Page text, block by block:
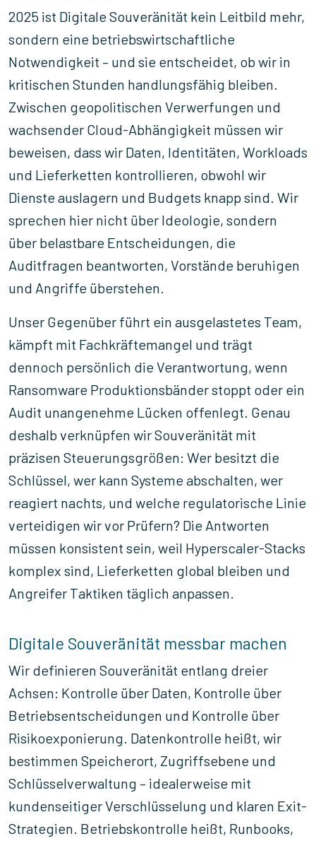
2025 ist Digitale Souveränität kein Leitbild mehr,
sondern eine betriebswirtschaftliche
Notwendigkeit – und sie entscheidet, ob wir in
kritischen Stunden handlungsfähig bleiben.
Zwischen geopolitischen Verwerfungen und
wachsender Cloud-Abhängigkeit müssen wir
beweisen, dass wir Daten, Identitäten, Workloads
und Lieferketten kontrollieren, obwohl wir
Dienste auslagern und Budgets knapp sind. Wir
sprechen hier nicht über Ideologie, sondern
über belastbare Entscheidungen, die
Auditfragen beantworten, Vorstände beruhigen
und Angriffe überstehen.
Unser Gegenüber führt ein ausgelastetes Team,
kämpft mit Fachkräftemangel und trägt
dennoch persönlich die Verantwortung, wenn
Ransomware Produktionsbänder stoppt oder ein
Audit unangenehme Lücken offenlegt. Genau
deshalb verknüpfen wir Souveränität mit
präzisen Steuerungsgrößen: Wer besitzt die
Schlüssel, wer kann Systeme abschalten, wer
reagiert nachts, und welche regulatorische Linie
verteidigen wir vor Prüfern? Die Antworten
müssen konsistent sein, weil Hyperscaler-Stacks
komplex sind, Lieferketten global bleiben und
Angreifer Taktiken täglich anpassen.
Digitale Souveränität messbar machen
Wir definieren Souveränität entlang dreier
Achsen: Kontrolle über Daten, Kontrolle über
Betriebsentscheidungen und Kontrolle über
Risikoexponierung. Datenkontrolle heißt, wir
bestimmen Speicherort, Zugriffsebene und
Schlüsselverwaltung – idealerweise mit
kundenseitiger Verschlüsselung und klaren Exit-
Strategien. Betriebskontrolle heißt, Runbooks,